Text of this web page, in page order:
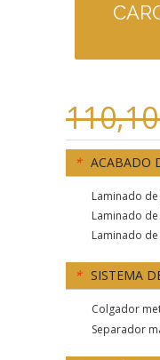
* ACABADO
Laminado
Laminado
Laminado
* SISTEMA
Colgador
Separador